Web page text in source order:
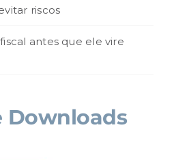
riscos
antes que ele vire
Downloads